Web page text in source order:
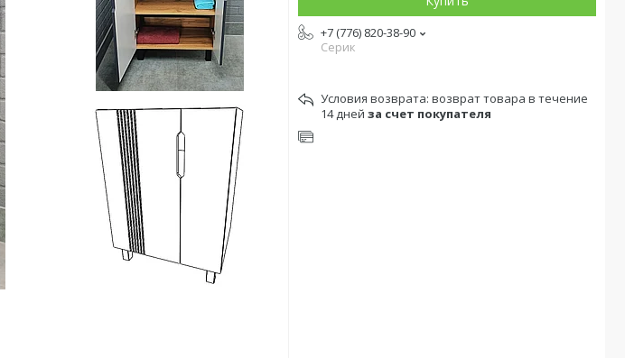
+7 (776) 820-38-90
Серик
возврат товара в течение
14 дней за счет покупателя